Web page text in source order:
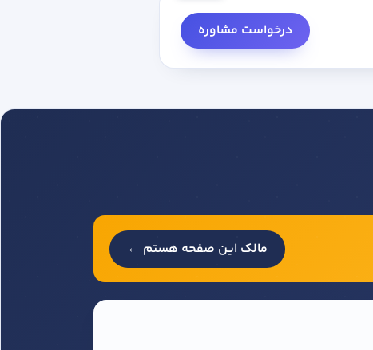
درخواست مشاوره
مالک این صفحه هستم ←